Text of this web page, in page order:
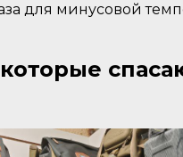
для минусовой